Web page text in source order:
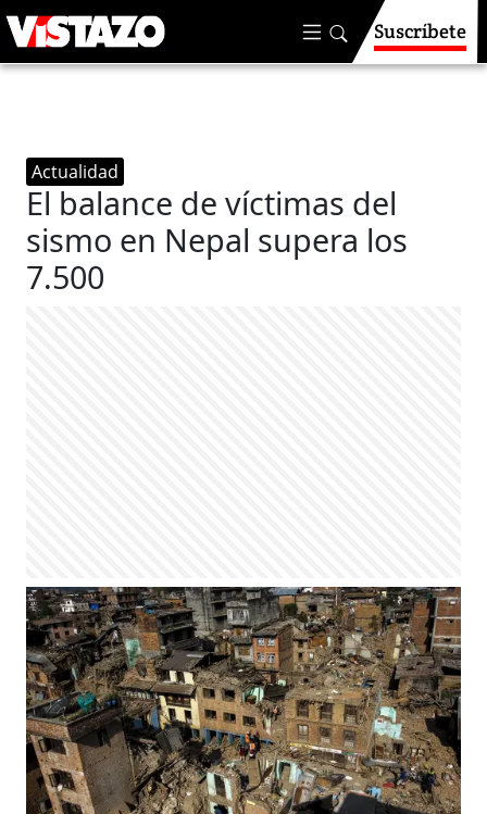
Suscríbete
Actualidad
El balance de víctimas del
sismo en Nepal supera los
7.500